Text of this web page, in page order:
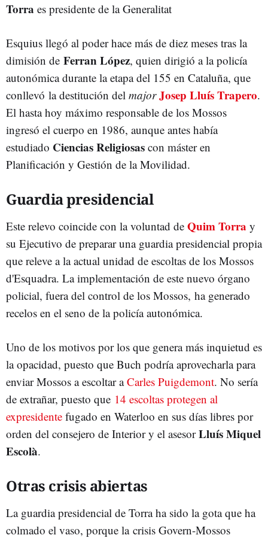
Torra es presidente de la Generalitat
Esquius llegó al poder hace más de diez meses tras la
dimisión de Ferran López, quien dirigió a la policía
autonómica durante la etapa del 155 en Cataluña, que
conllevó la destitución del major Josep Lluís Trapero.
El hasta hoy máximo responsable de los Mossos
ingresó el cuerpo en 1986, aunque antes había
estudiado Ciencias Religiosas con máster en
Planificación y Gestión de la Movilidad.
Guardia presidencial
Este relevo coincide con la voluntad de Quim Torra y
su Ejecutivo de preparar una guardia presidencial propia
que releve a la actual unidad de escoltas de los Mossos
d'Esquadra. La implementación de este nuevo órgano
policial, fuera del control de los Mossos, ha generado
recelos en el seno de la policía autonómica.
Uno de los motivos por los que genera más inquietud es
la opacidad, puesto que Buch podría aprovecharla para
enviar Mossos a escoltar aCarles Puigdemont. No sería
de extrañar, puesto que 14 escoltas protegen al
expresidente fugado en Waterloo en sus días libres por
orden del consejero de Interior y el asesorLluís Miquel
Escolà.
Otras crisis abiertas
La guardia presidencial de Torra ha sido la gota que ha
colmado el vaso, porque la crisis Govern-Mossos